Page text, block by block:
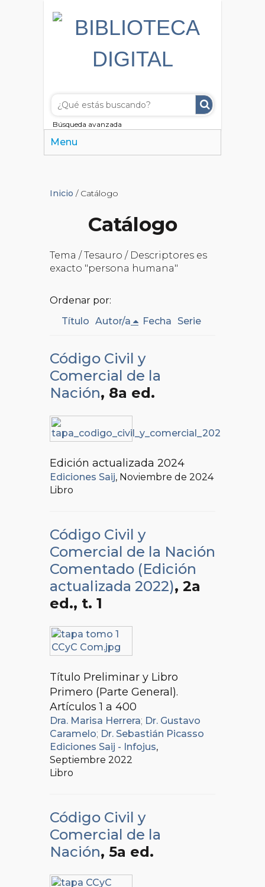
Búsqueda avanzada
Menu
Inicio / Catálogo
Catálogo
Tema / Tesauro / Descriptores es
exacto "persona humana"
Ordenar por:
Título Autor/a Fecha Serie
Código Civil y
Comercial de la
Nación, 8a ed.
Edición actualizada 2024
Ediciones Saij, Noviembre de 2024
Libro
Código Civil y
Comercial de la Nación
Comentado (Edición
actualizada 2022), 2a
ed., t. 1
Título Preliminar y Libro
Primero (Parte General).
Artículos 1 a 400
Dra. Marisa Herrera; Dr. Gustavo
Caramelo; Dr. Sebastián Picasso
Ediciones Saij - Infojus,
Septiembre 2022
Libro
Código Civil y
Comercial de la
Nación, 5a ed.